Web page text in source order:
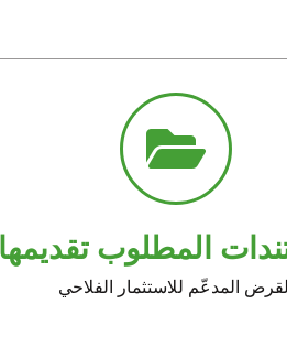
المطلوب تقديمها
القرض المدعّم للاستثمار الفلاحي